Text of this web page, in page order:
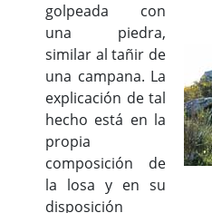
golpeada con
una piedra,
similar al tañir de
una campana. La
explicación de tal
hecho está en la
propia
composición de
la losa y en su
disposición